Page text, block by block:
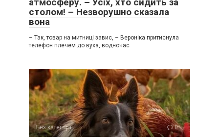
столом! – Незворушно сказала
вона
– Так, товар на митниці завис, – Вероніка притиснула
телефон плечем до вуха, водночас
Без категорії 0